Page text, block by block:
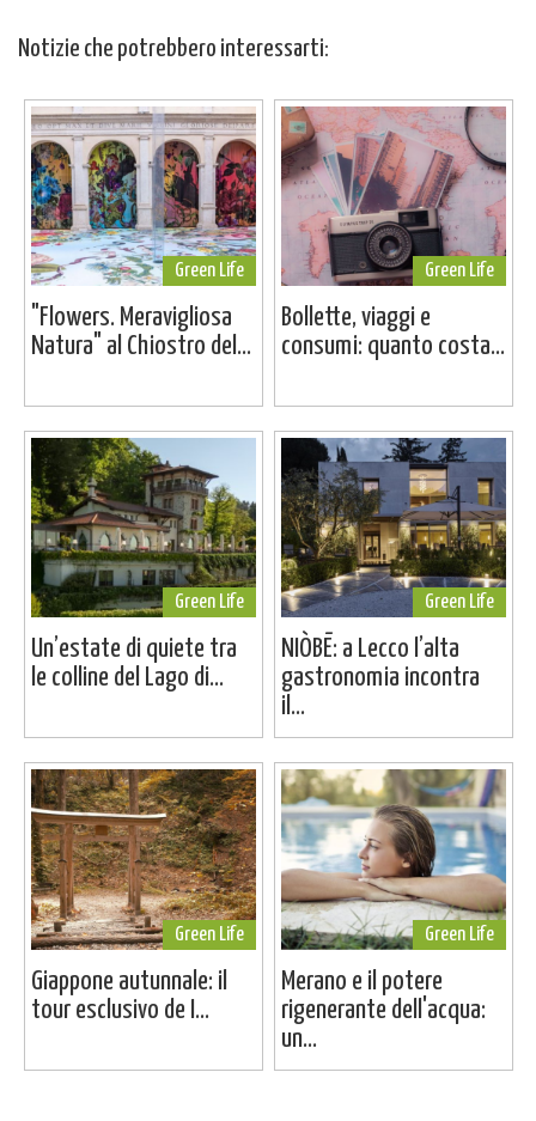
Notizie che potrebbero interessarti:
Green Life
"Flowers. Meravigliosa
Natura" al Chiostro del...
Green Life
Bollette, viaggi e
consumi: quanto costa...
Green Life
Un’estate di quiete tra
le colline del Lago di...
Green Life
NIÒBĒ: a Lecco l’alta
gastronomia incontra
il...
Green Life
Giappone autunnale: il
tour esclusivo de I...
Green Life
Merano e il potere
rigenerante dell'acqua:
un...